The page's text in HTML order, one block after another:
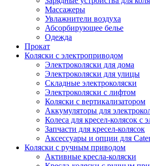
Массажеры
Увлажнители воздуха
Абсорбирующее белье
Одежда
Прокат
Коляски с электроприводом
Электроколяски для дома
Электроколяски для улицы
Складные электроколяски
Электроколяски с лифтом
Коляски с вертикализатором
Аккумуляторы для
Колеса для кресел-колясок с
Запчасти для кресел-колясок
Аксессуары и опции для
Коляски с ручным приводом
Активные кресла-коляски